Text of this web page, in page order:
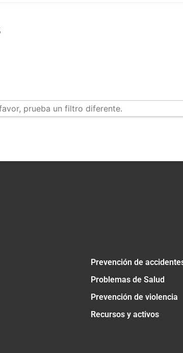
prueba un filtro diferente.
Prevención de
Problemas de Salud
Prevención de violencia
Recursos y activos